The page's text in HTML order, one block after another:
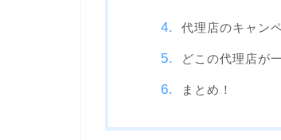
代理店のキャン
どこの代理店が
まとめ！